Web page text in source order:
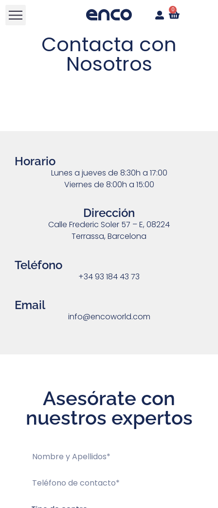
0
Contacta con
Nosotros
Horario
Lunes a jueves de 8:30h a 17:00
Viernes de 8:00h a 15:00
Dirección
Calle Frederic Soler 57 – E, 08224
Terrassa, Barcelona
Teléfono
+34 93 184 43 73
Email
info@encoworld.com
Asesórate con
nuestros expertos